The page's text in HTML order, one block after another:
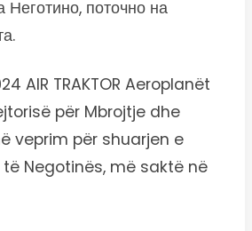
Неготино, поточно на
AIR TRAKTOR Aeroplanët
për Mbrojtje dhe
veprim për shuarjen e
Negotinës, më saktë në